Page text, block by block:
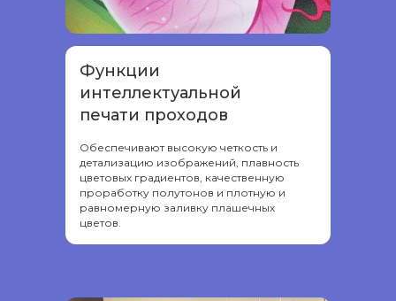
Функции
интеллектуальной
печати проходов
Обеспечивают высокую четкость и
детализацию изображений, плавность
цветовых градиентов, качественную
проработку полутонов и плотную и
равномерную заливку плашечных
цветов.